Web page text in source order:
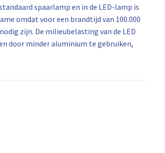
spaarlamp en in de LED-lamp is
omdat voor een brandtijd van 100.000
zijn. De milieubelasting van de LED
door minder aluminium te gebruiken,